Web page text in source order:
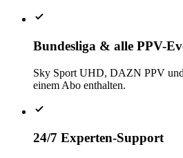
Bundesliga & alle PPV-
Sky Sport UHD, DAZN PPV
einem Abo enthalten.
24/7 Experten-Support